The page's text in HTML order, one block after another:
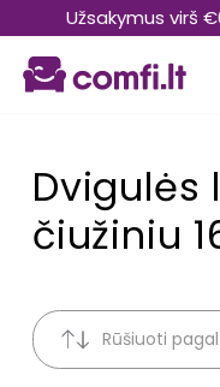
prie
turinio
Užsakymus virš
Dvigulės
čiužiniu
Rūšiuoti pagal